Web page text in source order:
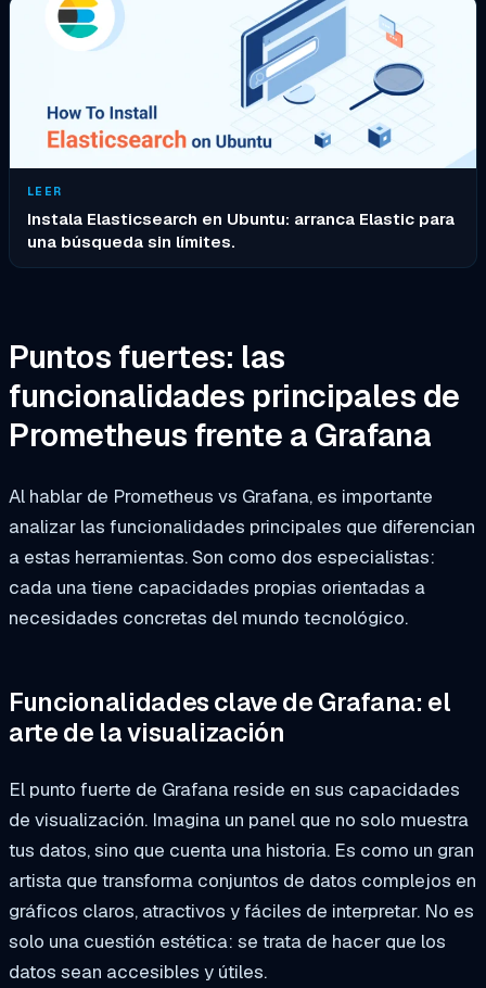
LEER
Instala Elasticsearch en Ubuntu: arranca Elastic para
una búsqueda sin límites.
Puntos fuertes: las
funcionalidades principales de
Prometheus frente a Grafana
Al hablar de Prometheus vs Grafana, es importante
analizar las funcionalidades principales que diferencian
a estas herramientas. Son como dos especialistas:
cada una tiene capacidades propias orientadas a
necesidades concretas del mundo tecnológico.
Funcionalidades clave de Grafana: el
arte de la visualización
El punto fuerte de Grafana reside en sus capacidades
de visualización. Imagina un panel que no solo muestra
tus datos, sino que cuenta una historia. Es como un gran
artista que transforma conjuntos de datos complejos en
gráficos claros, atractivos y fáciles de interpretar. No es
solo una cuestión estética: se trata de hacer que los
datos sean accesibles y útiles.